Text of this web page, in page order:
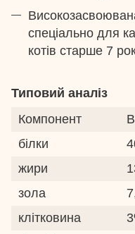
спеціально для
котів старше 7
Типовий аналіз
Компонент
білки
жири
зола
клітковина